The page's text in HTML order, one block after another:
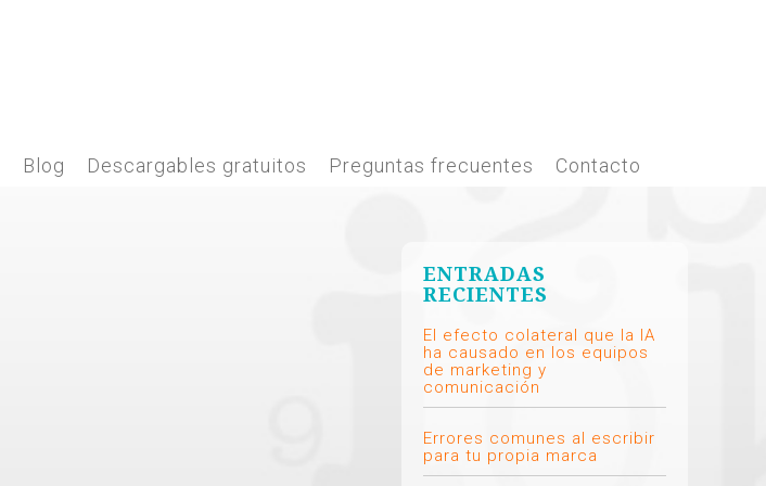
Blog Descargables gratuitos Preguntas frecuentes Contacto
ENTRADAS
RECIENTES
El efecto colateral que la IA
ha causado en los equipos
de marketing y
comunicación
Errores comunes al escribir
para tu propia marca